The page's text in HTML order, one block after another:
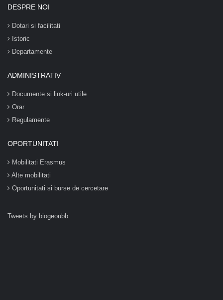
DESPRE NOI
Dotari si facilitati
Istoric
Departamente
ADMINISTRATIV
Documente si link-uri utile
Orar
Regulamente
OPORTUNITATI
Mobilitati Erasmus
Alte mobilitati
Oportunitati si burse de cercetare
Tweets by biogeoubb